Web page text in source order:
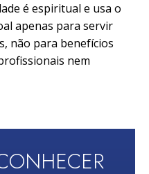
é espiritual e usa o
apenas para servir
não para benefícios
nem